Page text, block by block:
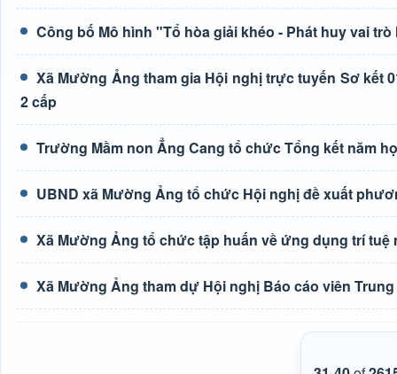
Công bố Mô hình "Tổ hòa giải khéo - Phát huy vai
Xã Mường Ảng tham gia Hội nghị trực tuyến Sơ kết
2 cấp
Trường Mầm non Ẳng Cang tổ chức Tổng kết năm
UBND xã Mường Ảng tổ chức Hội nghị đề xuất
Xã Mường Ảng tổ chức tập huấn về ứng dụng trí tuệ
Xã Mường Ảng tham dự Hội nghị Báo cáo viên